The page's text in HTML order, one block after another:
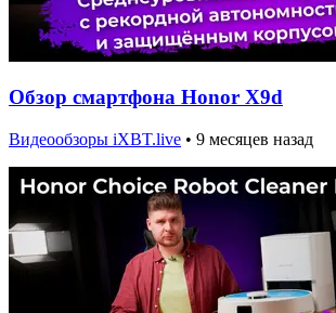
Обзор смартфона Honor X9d
Видеообзоры iXBT.live • 9 месяцев назад